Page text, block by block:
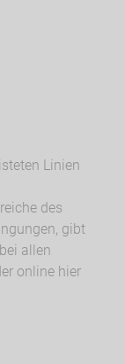
Linien
des
gibt
allen
online hier